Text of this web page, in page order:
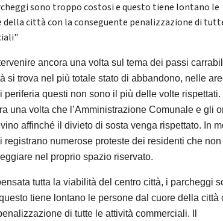
sono troppo costosi e questo tiene lontano le
della città con la conseguente penalizzazione di
ancora una volta sul tema dei passi
si trova nel più totale stato di abbandono, nelle
periferia questi non sono il più delle volte rispettati.
una volta che l’Amministrazione Comunale e gli
affinché il divieto di sosta venga rispettato. In
registrano numerose proteste dei residenti che non
nel proprio spazio riservato.
tutta la viabilità del centro città, i parcheggi
tiene lontano le persone dal cuore della città
di tutte le attività commerciali. Il